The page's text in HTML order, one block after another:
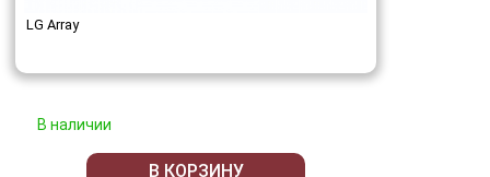
LG Array
В наличии
В КОРЗИНУ